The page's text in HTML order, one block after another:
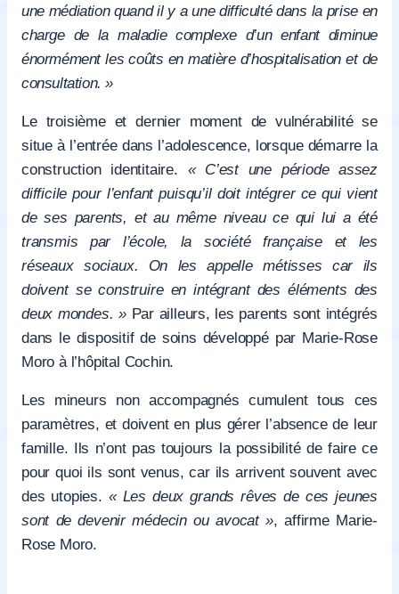
une médiation quand il y a une difficulté dans la prise en
charge de la maladie complexe d’un enfant diminue
énormément les coûts en matière d’hospitalisation et de
consultation. »
Le troisième et dernier moment de vulnérabilité se
situe à l’entrée dans l’adolescence, lorsque démarre la
construction identitaire. « C’est une période assez
difficile pour l’enfant puisqu’il doit intégrer ce qui vient
de ses parents, et au même niveau ce qui lui a été
transmis par l’école, la société française et les
réseaux sociaux. On les appelle métisses car ils
doivent se construire en intégrant des éléments des
deux mondes. »Par ailleurs, les parents sont intégrés
dans le dispositif de soins développé par Marie-Rose
Moro à l’hôpital Cochin.
Les mineurs non accompagnés cumulent tous ces
paramètres, et doivent en plus gérer l’absence de leur
famille. Ils n’ont pas toujours la possibilité de faire ce
pour quoi ils sont venus, car ils arrivent souvent avec
des utopies. « Les deux grands rêves de ces jeunes
sont de devenir médecin ou avocat », affirme Marie-
Rose Moro.